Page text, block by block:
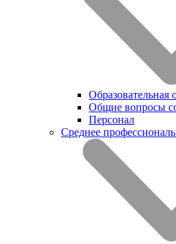
Образовательная
Общие вопросы
Персонал
Среднее